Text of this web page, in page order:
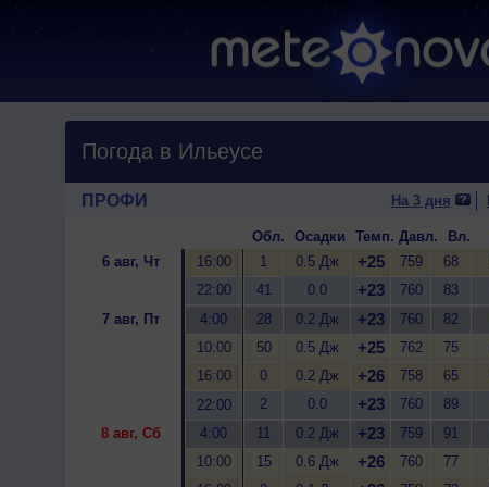
Погода в Ильеусе
ПРОФИ На 3 дня
Обл. Осадки Темп. Давл. Вл.
6 авг, Чт
16:00 1 0.5 Дж +25 759 68
22:00
41 0.0 +23 760 83
7 авг, Пт
4:00 28 0.2 Дж +23 760 82
10:00
50 0.5 Дж +25 762 75
16:00
0 0.2 Дж +26 758 65
22:00
2 0.0 +23 760 89
8 авг, Сб
4:00 11 0.2 Дж +23 759 91
10:00
15 0.6 Дж +26 760 77